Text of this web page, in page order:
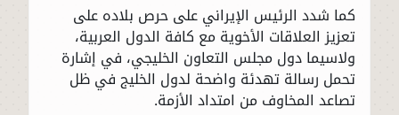
كما شدد الرئيس الإيراني على حرص بلاده على
تعزيز العلاقات الأخوية مع كافة الدول العربية،
ولاسيما دول مجلس التعاون الخليجي، في إشارة
تحمل رسالة تهدئة واضحة لدول الخليج في ظل
تصاعد المخاوف من امتداد الأزمة.